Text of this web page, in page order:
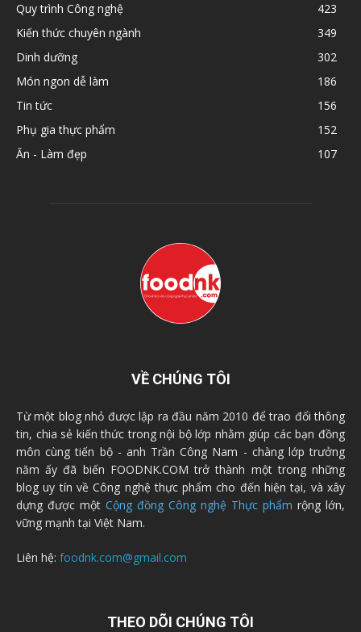
Quy trình Công nghệ
423
Kiến thức chuyên ngành
349
Dinh dưỡng
302
Món ngon dễ làm
186
Tin tức
156
Phụ gia thực phẩm
152
Ăn - Làm đẹp
107
VỀ CHÚNG TÔI
Từ một blog nhỏ được lập ra đầu năm 2010 để trao đổi thông
tin, chia sẻ kiến thức trong nội bộ lớp nhằm giúp các bạn đồng
môn cùng tiến bộ - anh Trần Công Nam - chàng lớp trưởng
năm ấy đã biến FOODNK.COM trở thành một trong những
blog uy tín về Công nghệ thực phẩm cho đến hiện tại, và xây
dựng được một Cộng đồng Công nghệ Thực phẩm rộng lớn,
vững mạnh tại Việt Nam.
Liên hệ: foodnk.com@gmail.com
THEO DÕI CHÚNG TÔI